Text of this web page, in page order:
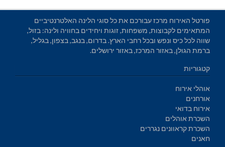
פורטל האירוח מרכז עבורכם את כל סוגי הלינה האלטרנטיביים
המתאימים לקבוצות, משפחות, זוגות ויחידים בחוויה ולינה: בזול,
שווה לכל כיס ונפש ובכל רחבי הארץ. בדרום, בנגב, בצפון, בגליל,
ברמת הגולן, באזור המרכז, באזור ירושלים.
קטגוריות
אוהלי אירוח
אורחנים
אירוח בדואי
השכרת אוהלים
השכרת קראוונים נגררים
חאנים